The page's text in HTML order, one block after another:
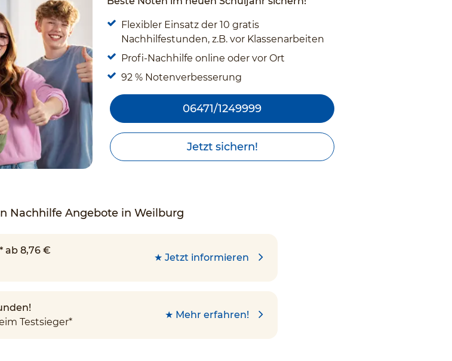
Flexibler Einsatz der 10 gratis
Nachhilfestunden, z.B. vor Klassenarbeiten
Profi-Nachhilfe online oder vor Ort
92 % Notenverbesserung
06471/1249999
Jetzt sichern!
Nachhilfe Angebote in Weilburg
ab 8,76 €
★ Jetzt informieren
Testsieger*
★ Mehr erfahren!